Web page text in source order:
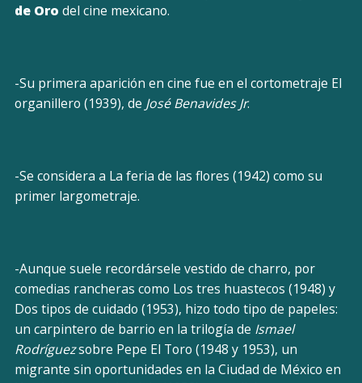
de Oro del cine mexicano.
-Su primera aparición en cine fue en el cortometraje El
organillero (1939), de José Benavides Jr.
-Se considera a La feria de las flores (1942) como su
primer largometraje.
-Aunque suele recordársele vestido de charro, por
comedias rancheras como Los tres huastecos (1948) y
Dos tipos de cuidado (1953), hizo todo tipo de papeles:
un carpintero de barrio en la trilogía de Ismael
Rodríguezsobre Pepe El Toro (1948 y 1953), un
migrante sin oportunidades en la Ciudad de México en